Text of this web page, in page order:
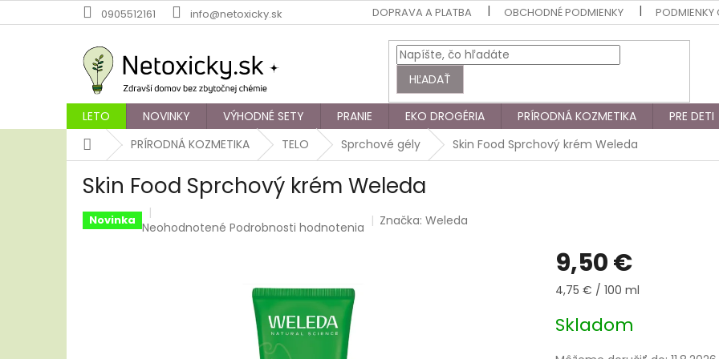
na
0905512161 info@netoxicky.sk DOPRAVA A PLATBA OBCHODNÉ PODMIENKY PODMIENKY
HĽADAŤ
LETO NOVINKY VÝHODNÉ SETY PRANIE EKO DROGÉRIA PRÍRODNÁ KOZMETIKA PRE DETI
DomovPRÍRODNÁ KOZMETIKA TELO Sprchové gély Skin Food Sprchový krém Weleda
Skin Food Sprchový krém Weleda
Novinka Priemerné
Neohodnotené Podrobnosti hodnotenia Značka:Weleda
9,50 €
Jednotková
4,75 € / 100 ml
Skladom